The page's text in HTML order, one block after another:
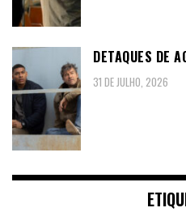
DETAQUES DE
31 DE JULHO, 2026